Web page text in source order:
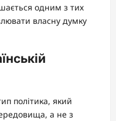
одним з тих
власну думку
політика, який
а не з